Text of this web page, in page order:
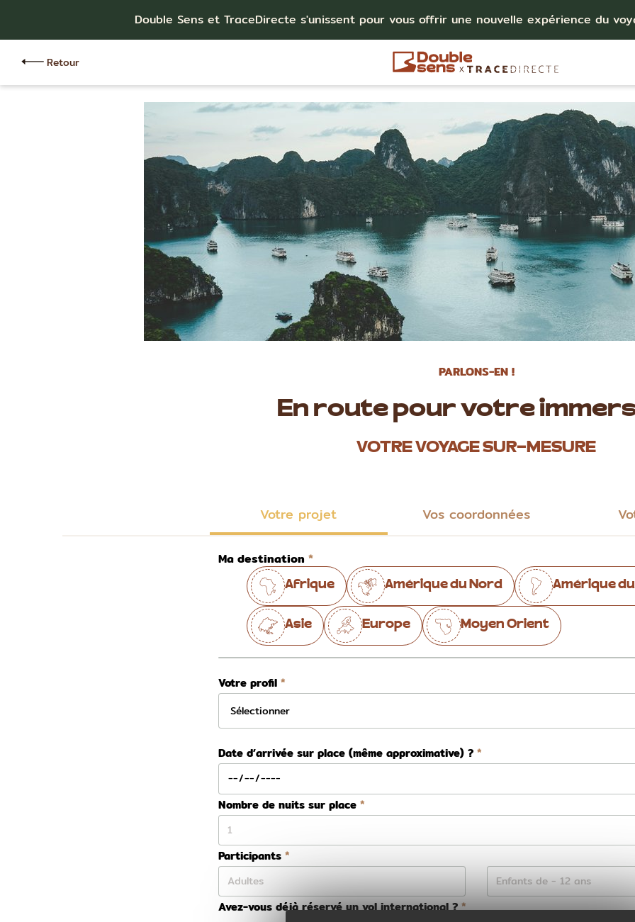
Double Sens et TraceDirecte s'unissent pour vous offrir une nouvelle expérience du
Retour
PARLONS-EN !
En route pour votre
VOTRE VOYAGE SUR-MESURE
Votre projet Vos coordonnées
Ma destination
Afrique Amérique du Nord Amérique du
Asie Europe Moyen Orient
Votre profil
Date d’arrivée sur place (même approximative) ?
Nombre de nuits sur place
Participants
Avez-vous déjà réservé un vol international ?